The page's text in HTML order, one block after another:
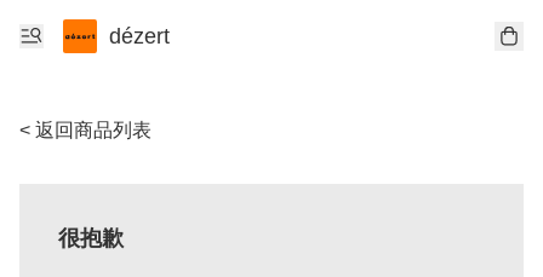
dézert
< 返回商品列表
很抱歉